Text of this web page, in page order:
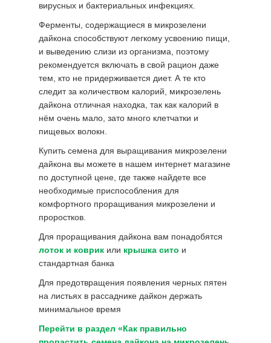
вирусных и бактериальных инфекциях.
Ферменты, содержащиеся в микрозелени
дайкона способствуют легкому усвоению пищи,
и выведению слизи из организма, поэтому
рекомендуется включать в свой рацион даже
тем, кто не придерживается диет. А те кто
следит за количеством калорий, микрозелень
дайкона отличная находка, так как калорий в
нём очень мало, зато много клетчатки и
пищевых волокн.
Купить семена для выращивания микрозелени
дайкона вы можете в нашем интернет магазине
по доступной цене, где также найдете все
необходимые приспособления для
комфортного проращивания микрозелени и
проростков.
Для проращивания дайкона вам понадобятся
лоток и коврик или крышка сито и
стандартная банка
Для предотвращения появления черных пятен
на листьях в рассаднике дайкон держать
минимальное время
Перейти в раздел «Как правильно